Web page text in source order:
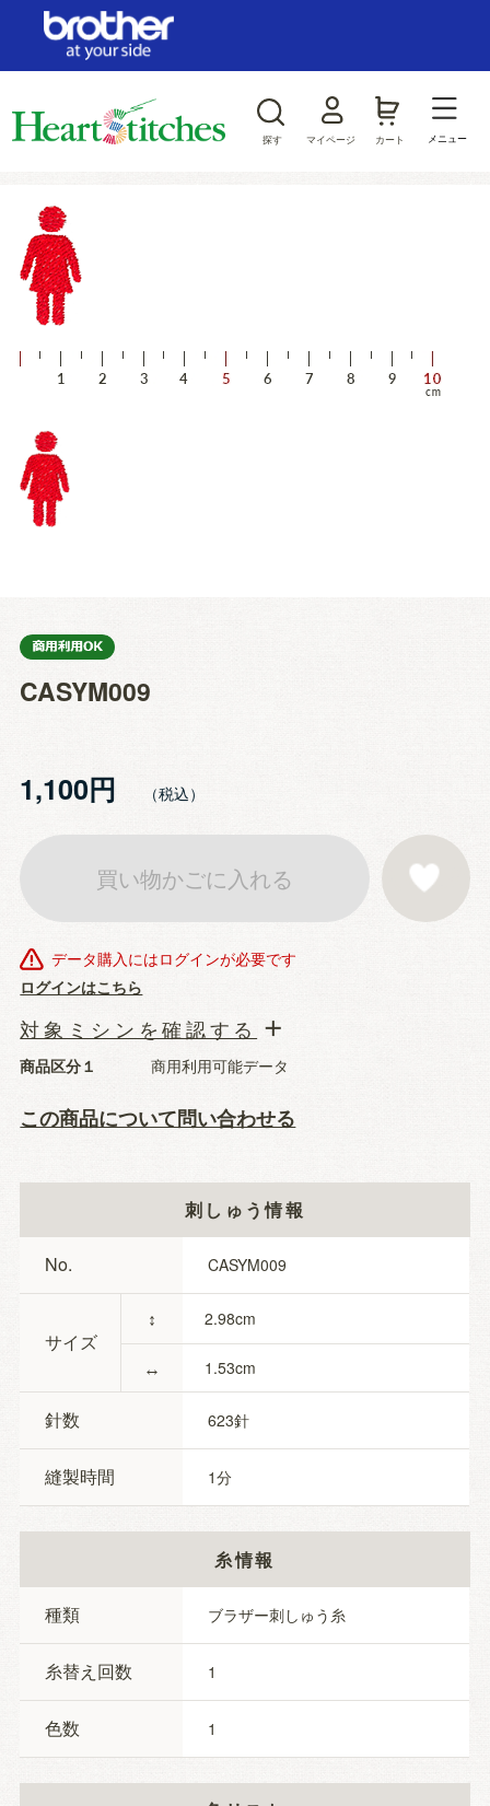
探す マイページ カート メニュー
CASYM009
1,100円
データ購入にはログインが必要です
買い物かごに入れる
ログインはこちら
お気に入りに登
商品区分１ 商用利用可能データ
この商品について問い合わせる
対象ミシンを確認する
刺しゅう情報
No. CASYM009
サイズ
↕
↔
2.98
1.53
針数 623
縫製時間 1
糸情報
種類 ブラザー刺しゅう糸
糸替え回数 1
色数 1
ログイン/新規会員登録
ジャンルから探す